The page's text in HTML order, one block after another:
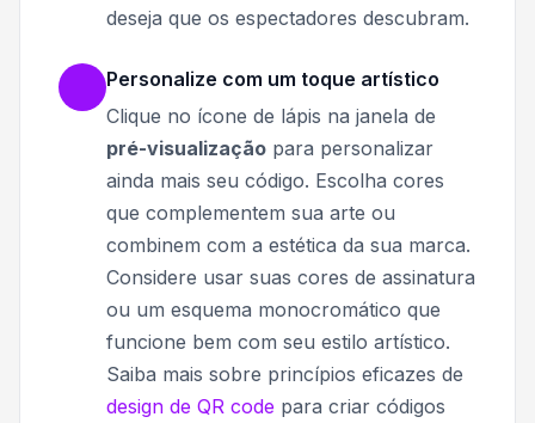
deseja que os espectadores descubram.
Personalize com um toque artístico
Clique no ícone de lápis na janela de
pré-visualização para personalizar
ainda mais seu código. Escolha cores
que complementem sua arte ou
combinem com a estética da sua marca.
Considere usar suas cores de assinatura
ou um esquema monocromático que
funcione bem com seu estilo artístico.
Saiba mais sobre princípios eficazes de
design de QR code para criar códigos